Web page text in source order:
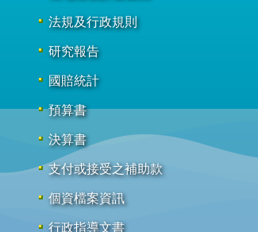
法規及行政規則
研究報告
國賠統計
預算書
決算書
支付或接受之補助款
個資檔案資訊
行政指導文書